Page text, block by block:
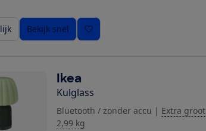
Bekijk snel
Ikea
Kulglass
Bluetooth / zonder accu | Extra groot
2,99 kg